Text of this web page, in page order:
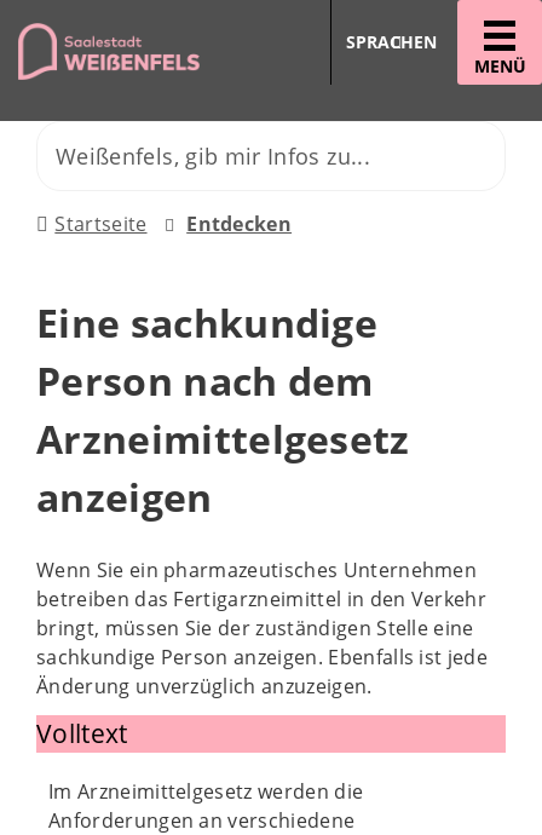
MENÜ
SPRACHEN
Startseite Entdecken
Eine sachkundige
Person nach dem
Arzneimittelgesetz
anzeigen
Wenn Sie ein pharmazeutisches Unternehmen
betreiben das Fertigarzneimittel in den Verkehr
bringt, müssen Sie der zuständigen Stelle eine
sachkundige Person anzeigen. Ebenfalls ist jede
Änderung unverzüglich anzuzeigen.
Volltext
Im Arzneimittelgesetz werden die
Anforderungen an verschiedene